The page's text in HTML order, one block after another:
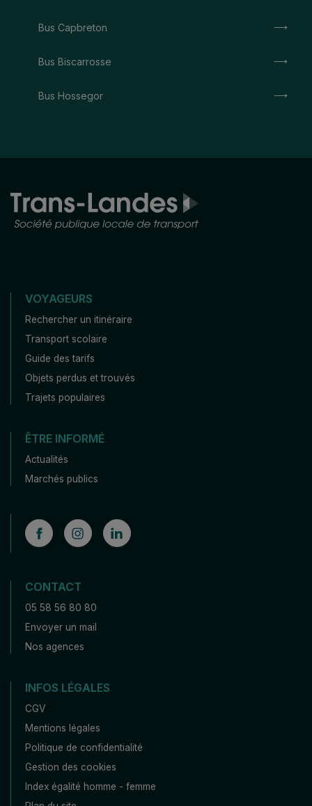
Bus Capbreton
Bus Biscarrosse
Bus Hossegor
VOYAGEURS
Rechercher un itinéraire
Transport scolaire
Guide des tarifs
Objets perdus et trouvés
Trajets populaires
ÊTRE INFORMÉ
Actualités
Marchés publics
CONTACT
05 58 56 80 80
Envoyer un mail
Nos agences
INFOS LÉGALES
CGV
Mentions légales
Politique de confidentialité
Gestion des cookies
Index égalité homme - femme